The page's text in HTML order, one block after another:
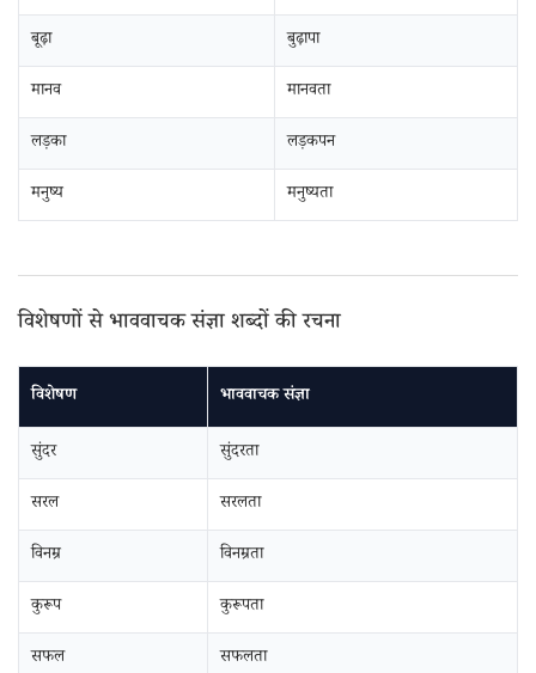
बूढ़ा
बुढ़ापा
मानव
मानवता
लड़का
लड़कपन
मनुष्य
मनुष्यता
विशेषणों से भाववाचक संज्ञा शब्दों की रचना
विशेषण भाववाचक संज्ञा
सुंदर
सुंदरता
सरल
सरलता
विनम्र
विनम्रता
कुरूप
कुरूपता
सफल
सफलता